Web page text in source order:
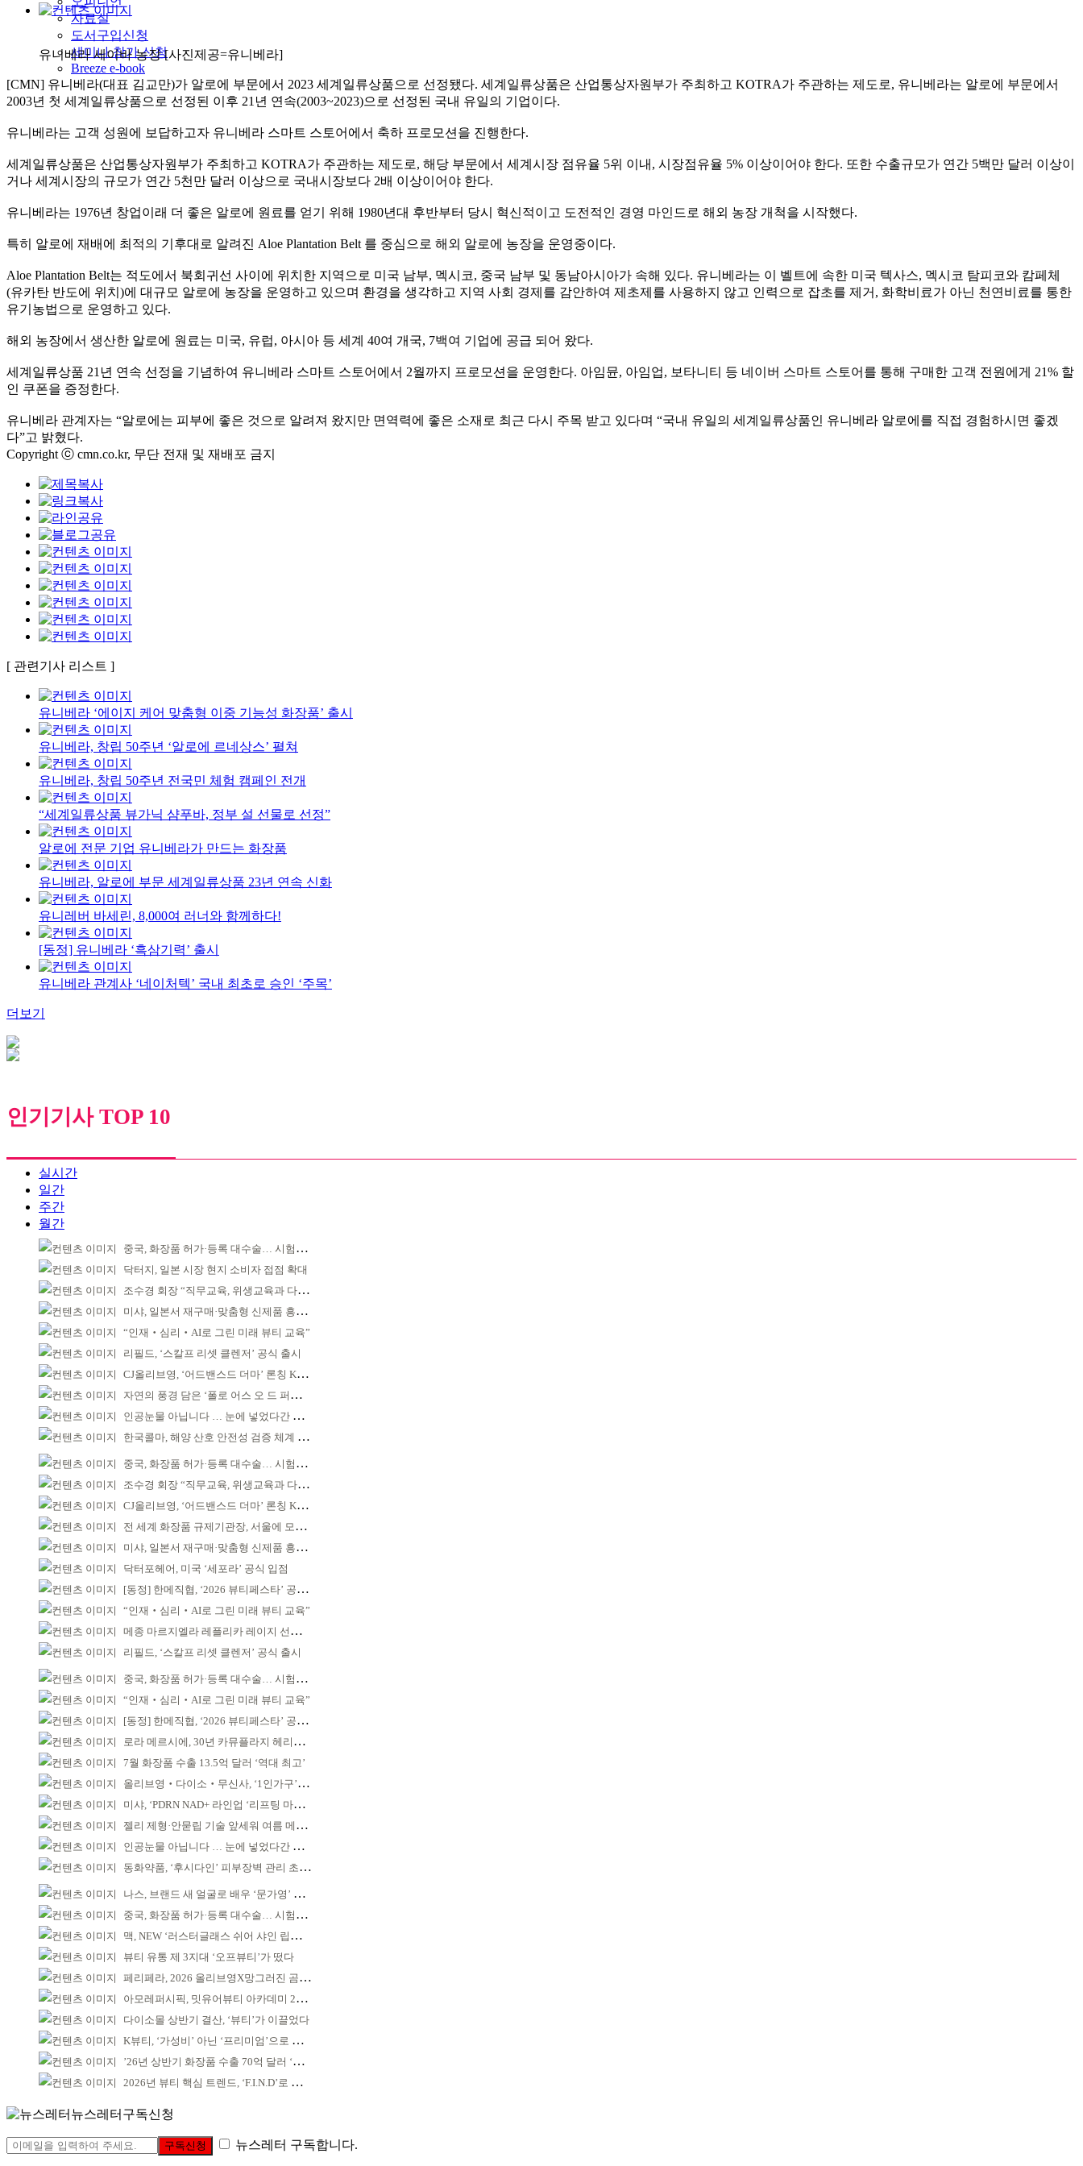
자료실
도서구입신청
세미나 참가 신청
Breeze e-book
유니베라 세이바 농장 [사진제공=유니베라]
[CMN] 유니베라(대표 김교만)가 알로에 부문에서 2023 세계일류상품으로 선정됐다. 세계일류상품은 산업통상자원부가 주최하고 KOTRA가 주관하는 제도로, 유니베라는 알로에 부문에서
2003년 첫 세계일류상품으로 선정된 이후 21 년 연속(2003~2023)으로 선정된 국내 유일의 기업이다.
유니베라는 고객 성원에 보답하고자 유니베라 스마트 스토어에서 축하 프로모션을 진행한다.
세계일류상품은 산업통상자원부가 주최하고 KOTRA가 주관하는 제도로, 해당 부문에서 세계시장 점유율 5위 이내 , 시장점유율 5% 이상이어야 한다. 또한 수출규모가 연간 5백만 달러 이상이
거나 세계시장의 규모가 연간 5천만 달러 이상으로 국내시장보다 2배 이상이어야 한다.
유니베라는 1976년 창업이래 더 좋은 알로에 원료를 얻기 위해 1980년대 후반부터 당시 혁신적이고 도전적인 경영 마인드로 해외 농장 개척을 시작했다.
특히 알로에 재배에 최적의 기후대로 알려진 Aloe Plantation Belt 를 중심으로 해외 알로에 농장을 운영중이다.
Aloe Plantation Belt는 적도에서 북회귀선 사이에 위치한 지역으로 미국 남부, 멕시코, 중국 남부 및 동남아시아가 속해 있다. 유니베라는 이 벨트에 속한 미국 텍사스, 멕시코 탐피코와 캄페체
(유카탄 반도에 위치 )에 대규모 알로에 농장을 운영하고 있으며 환경을 생각하고 지역 사회 경제를 감안하여 제초제를 사용하지 않고 인력으로 잡초를 제거 , 화학비료가 아닌 천연비료를 통한
유기농법으로 운영하고 있다.
해외 농장에서 생산한 알로에 원료는 미국, 유럽, 아시아 등 세계 40여 개국, 7백여 기업에 공급 되어 왔다.
세계일류상품 21 년 연속 선정을 기념하여 유니베라 스마트 스토어에서 2월까지 프로모션을 운영한다. 아임뮨, 아임업, 보타니티 등 네이버 스마트 스토어를 통해 구매한 고객 전원에게 21% 할
인 쿠폰을 증정한다.
유니베라 관계자는 “알로에는 피부에 좋은 것으로 알려져 왔지만 면역력에 좋은 소재로 최근 다시 주목 받고 있다며 “국내 유일의 세계일류상품인 유니베라 알로에를 직접 경험하시면 좋겠
다”고 밝혔다.
Copyright ⓒ cmn.co.kr, 무단 전재 및 재배포 금지
[ 관련기사 리스트 ]
유니베라 ‘에이지 케어 맞춤형 이중 기능성 화장품’ 출시
유니베라, 창립 50주년 ‘알로에 르네상스’ 펼쳐
유니베라, 창립 50주년 전국민 체험 캠페인 전개
“세계일류상품 뷰가닉 샴푸바, 정부 설 선물로 선정”
알로에 전문 기업 유니베라가 만드는 화장품
유니베라, 알로에 부문 세계일류상품 23년 연속 신화
유니레버 바세린, 8,000여 러너와 함께하다!
[동정] 유니베라 ‘흑삼기력’ 출시
유니베라 관계사 ‘네이처텍’ 국내 최초로 승인 ‘주목’
더보기
인기기사 TOP 10
실시간
일간
주간
월간
중국, 화장품 허가·등록 대수술… 시험자료 공용 허용
닥터지, 일본 시장 현지 소비자 접점 확대
조수경 회장 “직무교육, 위생교육과 다르다”
미샤, 일본서 재구매·맞춤형 신제품 흥행 ‘쌍끌이’
“인재‧심리‧AI로 그린 미래 뷰티 교육”
리필드, ‘스칼프 리셋 클렌저’ 공식 출시
CJ올리브영, ‘어드밴스드 더마’ 론칭 K더마 육성 박차
자연의 풍경 담은 ‘폴로 어스 오 드 퍼퓸’ 4종 출시
인공눈물 아닙니다 … 눈에 넣었다간 각막 손상
한국콜마, 해양 산호 안전성 검증 체계 구축
중국, 화장품 허가·등록 대수술… 시험자료 공용 허용
조수경 회장 “직무교육, 위생교육과 다르다”
CJ올리브영, ‘어드밴스드 더마’ 론칭 K더마 육성 박차
전 세계 화장품 규제기관장, 서울에 모인다
미샤, 일본서 재구매·맞춤형 신제품 흥행 ‘쌍끌이’
닥터포헤어, 미국 ‘세포라’ 공식 입점
[동정] 한메직협, ‘2026 뷰티페스타’ 공동 주최
“인재‧심리‧AI로 그린 미래 뷰티 교육”
메종 마르지엘라 레플리카 레이지 선데이 모닝 디퓨저
리필드, ‘스칼프 리셋 클렌저’ 공식 출시
중국, 화장품 허가·등록 대수술… 시험자료 공용 허용
“인재‧심리‧AI로 그린 미래 뷰티 교육”
[동정] 한메직협, ‘2026 뷰티페스타’ 공동 주최
로라 메르시에, 30년 카뮤플라지 헤리티지 담아
7월 화장품 수출 13.5억 달러 ‘역대 최고’
올리브영‧다이소‧무신사, ‘1인가구’가 이끈다
미샤, ‘PDRN NAD+ 라인업 ‘리프팅 마스크’ 출시
젤리 제형·안묻립 기술 앞세워 여름 메이크업 시장 공략
인공눈물 아닙니다 … 눈에 넣었다간 각막 손상
동화약품, ‘후시다인’ 피부장벽 관리 초점 ‘리브랜딩’
나스, 브랜드 새 얼굴로 배우 ‘문가영’ 발탁
중국, 화장품 허가·등록 대수술… 시험자료 공용 허용
맥, NEW ‘러스터글래스 쉬어 샤인 립스틱’ 출시
뷰티 유통 제 3지대 ‘오프뷰티’가 떴다
페리페라, 2026 올리브영X망그러진 곰 콜라보
아모레퍼시픽, 밋유어뷰티 아카데미 2기 발대식
다이소몰 상반기 결산, ‘뷰티’가 이끌었다
K뷰티, ‘가성비’ 아닌 ‘프리미엄’으로 승부걸어야
’26년 상반기 화장품 수출 70억 달러 ‘역대 최고’
2026년 뷰티 핵심 트렌드, ‘F.I.N.D’로 읽는다
뉴스레터구독신청
구독신청 뉴스레터 구독합니다.